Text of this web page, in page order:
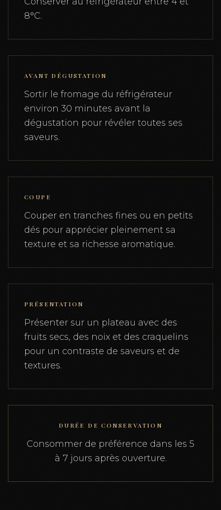
8°C.
AVANT DÉGUSTATION
Sortir le fromage du réfrigérateur
environ 30 minutes avant la
dégustation pour révéler toutes ses
saveurs.
COUPE
Couper en tranches fines ou en petits
dés pour apprécier pleinement sa
texture et sa richesse aromatique.
PRÉSENTATION
Présenter sur un plateau avec des
fruits secs, des noix et des craquelins
pour un contraste de saveurs et de
textures.
DURÉE DE CONSERVATION
Consommer de préférence dans les 5
à 7 jours après ouverture.